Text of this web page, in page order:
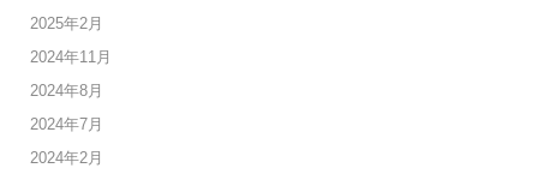
2025年2月
2024年11月
2024年8月
2024年7月
2024年2月